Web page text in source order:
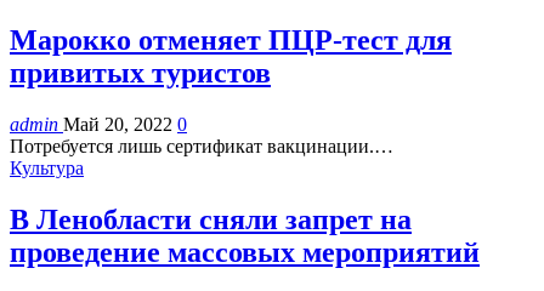
Марокко отменяет ПЦР-тест для
привитых туристов
admin Май 20, 2022 0
Потребуется лишь сертификат вакцинации.…
Культура
В Ленобласти сняли запрет на
проведение массовых мероприятий